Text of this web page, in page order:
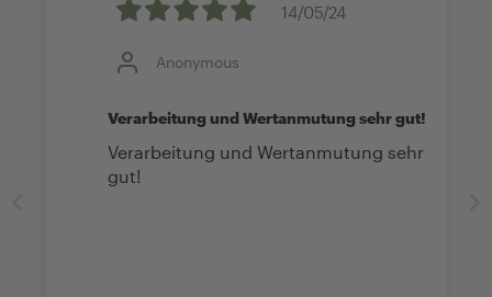
14/05/24
Anonymous
Verarbeitung und Wertanmutung sehr gut!
Verarbeitung und Wertanmutung sehr
gut!